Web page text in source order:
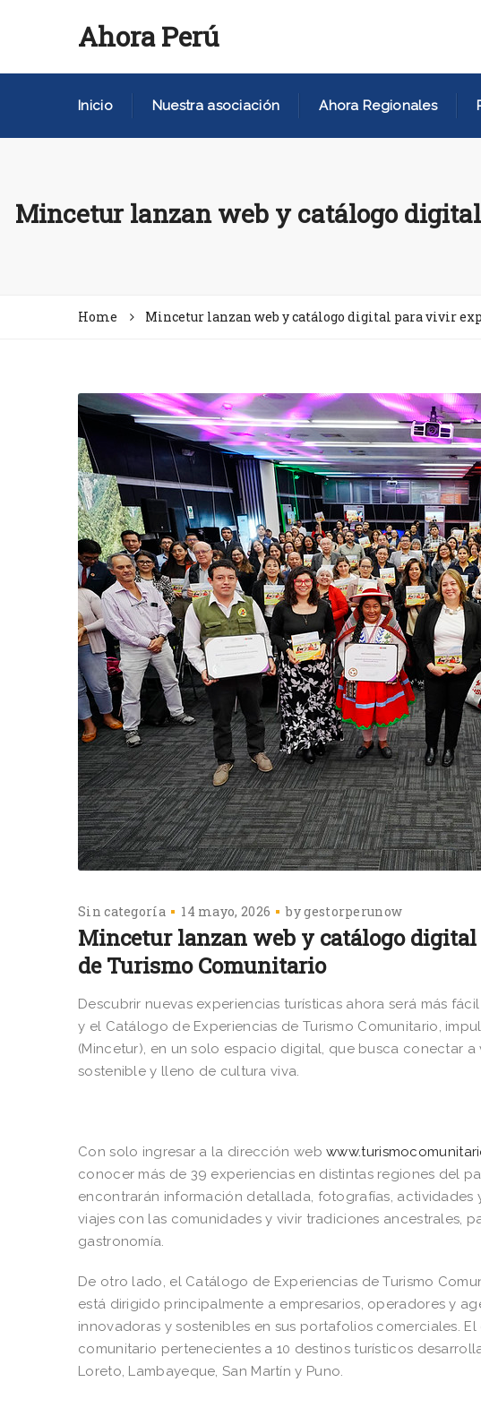
Ahora Perú
Inicio Nuestra asociación Ahora Regionales
Mincetur lanzan web y catálogo
Home Mincetur lanzan web y catálogo digital para vivir
Sin categoría 14 mayo, 2026 bygestorperunow
Mincetur lanzan web y catálogo
de Turismo Comunitario
Descubrir nuevas experiencias turísticas ahora será más
y el Catálogo de Experiencias de Turismo Comunitario,
(Mincetur), en un solo espacio digital, que busca conectar
sostenible y lleno de cultura viva.
Con solo ingresar a la dirección web
conocer más de 39 experiencias en distintas regiones del
encontrarán información detallada, fotografías,
viajes con las comunidades y vivir tradiciones ancestrales,
gastronomía.
De otro lado, el Catálogo de Experiencias de Turismo
está dirigido principalmente a empresarios, operadores y
innovadoras y sostenibles en sus portafolios comerciales.
comunitario pertenecientes a 10 destinos turísticos
Loreto, Lambayeque, San Martín y Puno.